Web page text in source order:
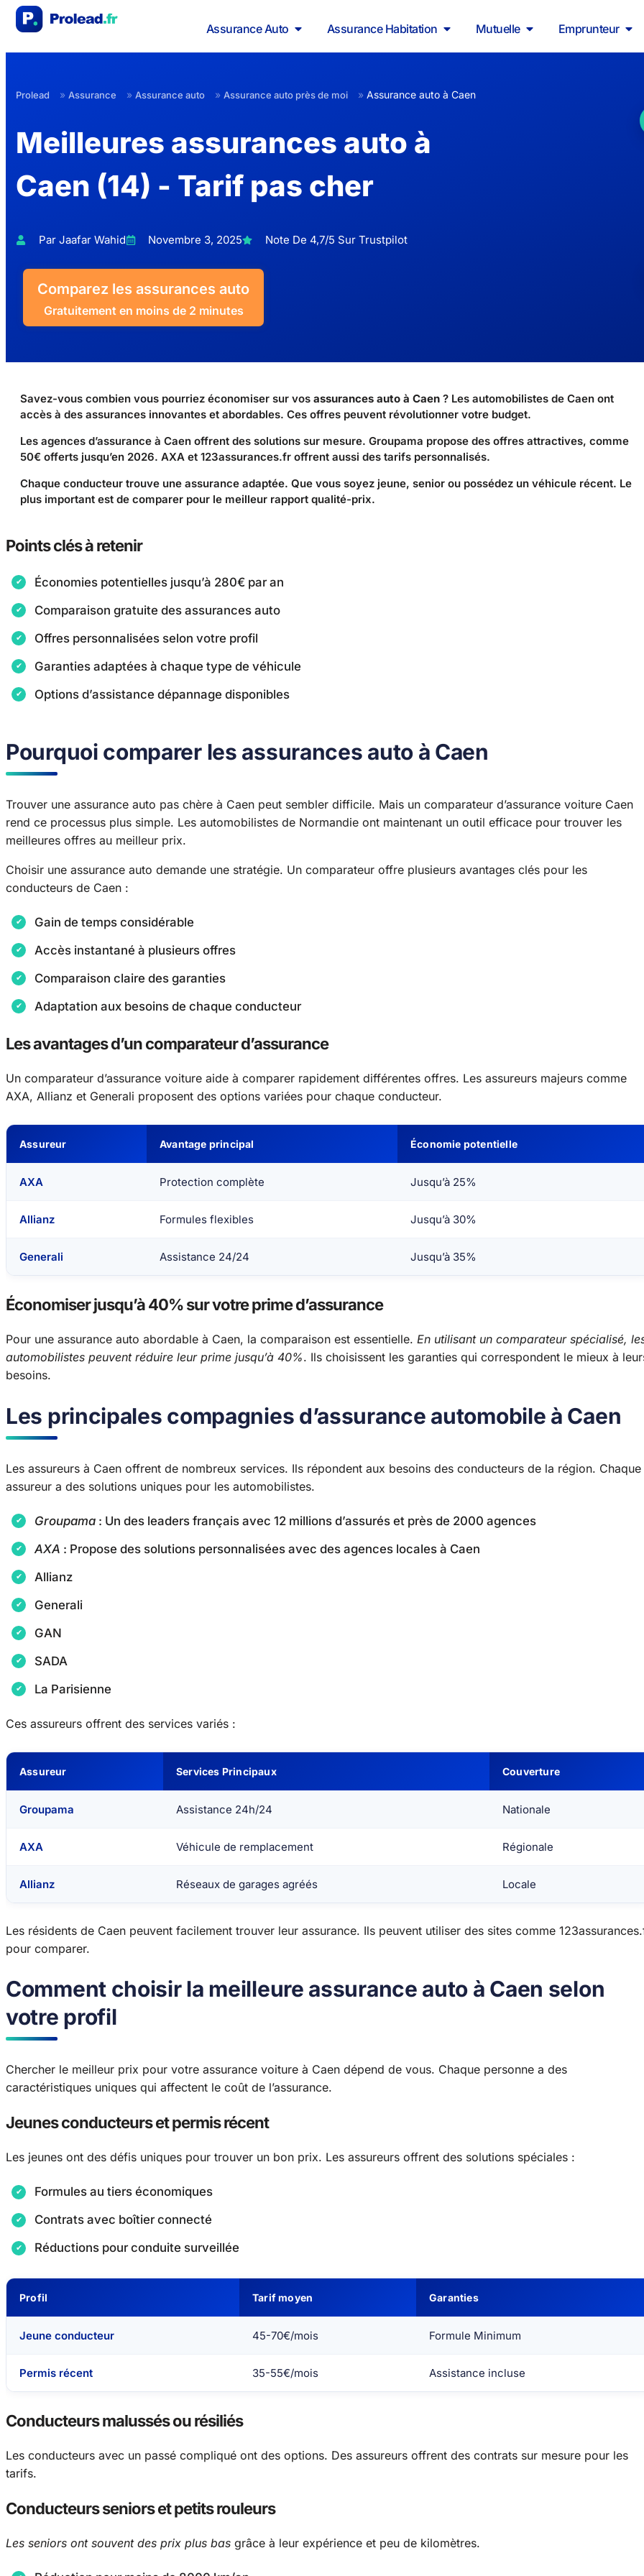
Assurance Auto Assurance Habitation Mutuelle Emprunteur
Prolead » Assurance » Assurance auto » Assurance auto près de moi » Assurance auto à Caen
Meilleures assurances auto à
Caen (14) - Tarif pas cher
Par Jaafar Wahid Novembre 3, 2025 Note De 4,7/5 Sur Trustpilot
Comparez les assurances auto
Gratuitement en moins de 2 minutes
Savez-vous combien vous pourriez économiser sur vos assurances auto à Caen ? Les automobilistes de Caen ont
accès à des assurances innovantes et abordables. Ces offres peuvent révolutionner votre budget.
Les agences d’assurance à Caen offrent des solutions sur mesure. Groupama propose des offres attractives, comme
50€ offerts jusqu’en 2026. AXA et 123assurances.fr offrent aussi des tarifs personnalisés.
Chaque conducteur trouve une assurance adaptée. Que vous soyez jeune, senior ou possédez un véhicule récent. Le
plus important est de comparer pour le meilleur rapport qualité-prix.
Points clés à retenir
Économies potentielles jusqu’à 280€ par an
Comparaison gratuite des assurances auto
Offres personnalisées selon votre profil
Garanties adaptées à chaque type de véhicule
Options d’assistance dépannage disponibles
Pourquoi comparer les assurances auto à Caen
Trouver une assurance auto pas chère à Caen peut sembler difficile. Mais un comparateur d’assurance voiture Caen
rend ce processus plus simple. Les automobilistes de Normandie ont maintenant un outil efficace pour trouver les
meilleures offres au meilleur prix.
Choisir une assurance auto demande une stratégie. Un comparateur offre plusieurs avantages clés pour les
conducteurs de Caen :
Gain de temps considérable
Accès instantané à plusieurs offres
Comparaison claire des garanties
Adaptation aux besoins de chaque conducteur
Les avantages d’un comparateur d’assurance
Un comparateur d’assurance voiture aide à comparer rapidement différentes offres. Les assureurs majeurs comme
AXA, Allianz et Generali proposent des options variées pour chaque conducteur.
Assureur Avantage principal Économie potentielle
AXA Protection complète Jusqu’à 25%
Allianz Formules flexibles Jusqu’à 30%
Generali Assistance 24/24 Jusqu’à 35%
Économiser jusqu’à 40% sur votre prime d’assurance
Pour une assurance auto abordable à Caen, la comparaison est essentielle. En utilisant un comparateur spécialisé,
automobilistes peuvent réduire leur prime jusqu’à 40%. Ils choisissent les garanties qui correspondent le mieux à
besoins.
Les principales compagnies d’assurance automobile à Caen
Les assureurs à Caen offrent de nombreux services. Ils répondent aux besoins des conducteurs de la région. Chaque
assureur a des solutions uniques pour les automobilistes.
Groupama : Un des leaders français avec 12 millions d’assurés et près de 2000 agences
AXA : Propose des solutions personnalisées avec des agences locales à Caen
Allianz
Generali
GAN
SADA
La Parisienne
Ces assureurs offrent des services variés :
Assureur Services Principaux Couverture
Groupama Assistance 24h/24 Nationale
AXA Véhicule de remplacement Régionale
Allianz Réseaux de garages agréés Locale
Les résidents de Caen peuvent facilement trouver leur assurance. Ils peuvent utiliser des sites comme
pour comparer.
Comment choisir la meilleure assurance auto à Caen selon
votre profil
Chercher le meilleur prix pour votre assurance voiture à Caen dépend de vous. Chaque personne a des
caractéristiques uniques qui affectent le coût de l’assurance.
Jeunes conducteurs et permis récent
Les jeunes ont des défis uniques pour trouver un bon prix. Les assureurs offrent des solutions spéciales :
Formules au tiers économiques
Contrats avec boîtier connecté
Réductions pour conduite surveillée
Profil Tarif moyen Garanties
Jeune conducteur 45-70€/mois Formule Minimum
Permis récent 35-55€/mois Assistance incluse
Conducteurs malussés ou résiliés
Les conducteurs avec un passé compliqué ont des options. Des assureurs offrent des contrats sur mesure pour les
tarifs.
Conducteurs seniors et petits rouleurs
Les seniors ont souvent des prix plus bas grâce à leur expérience et peu de kilomètres.